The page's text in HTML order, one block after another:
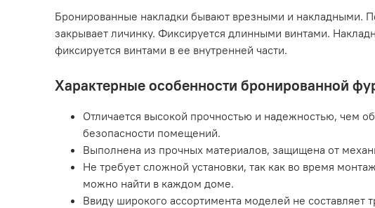
Бронированные накладки бывают врезными и накладными.
закрывает личинку. Фиксируется длинными винтами.
фиксируется винтами в ее внутренней части.
Характерные особенности бронированной
Отличается высокой прочностью и надежностью, чем
безопасности помещений.
Выполнена из прочных материалов, защищена от
Не требует сложной установки, так как во время
можно найти в каждом доме.
Ввиду широкого ассортимента моделей не составляет